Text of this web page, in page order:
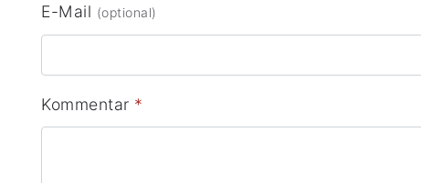
E-Mail (optional)
Kommentar *